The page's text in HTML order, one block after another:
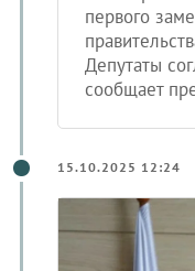
первого
Депутаты
сообщает
15.10.2025 12:24